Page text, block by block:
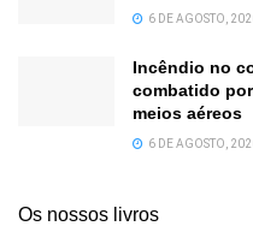
6 DE AGOSTO,
Incêndio no
combatido
meios aéreos
6 DE AGOSTO,
Os nossos livros